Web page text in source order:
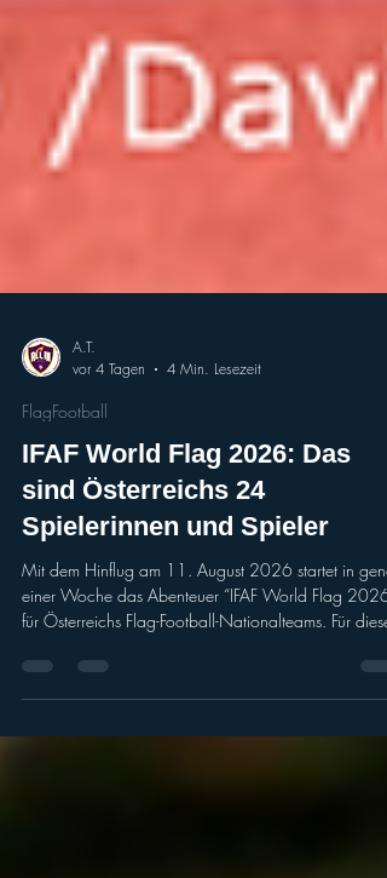
A.T.
vor 4 Tagen
4 Min. Lesezeit
FlagFootball
IFAF World Flag 2026: Das
sind Österreichs 24
Spielerinnen und Spieler
einer Woche das Abenteuer “IFAF World Flag 2026”
für Österreichs Flag-Football-Nationalteams. Für dieses
beiden Nationalteams - Michael Salamon bei den